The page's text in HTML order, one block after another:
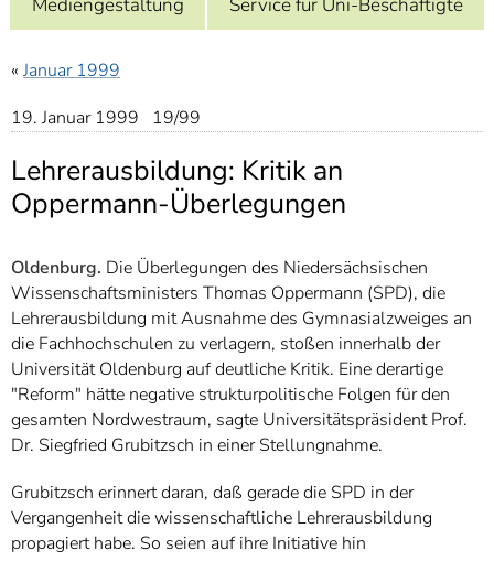
7]
Informationen zur
« Januar 1999
19. Januar 1999 19/99
Lehrerausbildung: Kritik an
Oppermann-Überlegungen
Oldenburg. Die Überlegungen des Niedersächsischen
Wissenschaftsministers Thomas Oppermann (SPD), die
Lehrerausbildung mit Ausnahme des Gymnasialzweiges an
die Fachhochschulen zu verlagern, stoßen innerhalb der
Universität Oldenburg auf deutliche Kritik. Eine derartige
"Reform" hätte negative strukturpolitische Folgen für den
gesamten Nordwestraum, sagte Universitätspräsident Prof.
Dr. Siegfried Grubitzsch in einer Stellungnahme.
Grubitzsch erinnert daran, daß gerade die SPD in der
Vergangenheit die wissenschaftliche Lehrerausbildung
propagiert habe. So seien auf ihre Initiative hin